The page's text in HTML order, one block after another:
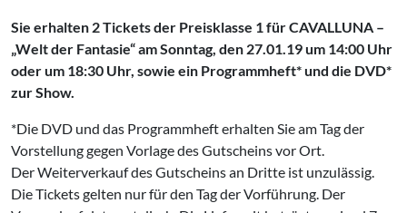
Sie erhalten 2 Tickets der Preisklasse 1 für CAVALLUNA –
„Welt der Fantasie“ am Sonntag, den 27.01.19 um 14:00 Uhr
oder um 18:30 Uhr, sowie ein Programmheft* und die DVD*
zur Show.
*Die DVD und das Programmheft erhalten Sie am Tag der
Vorstellung gegen Vorlage des Gutscheins vor Ort.
Der Weiterverkauf des Gutscheins an Dritte ist unzulässig.
Die Tickets gelten nur für den Tag der Vorführung. Der